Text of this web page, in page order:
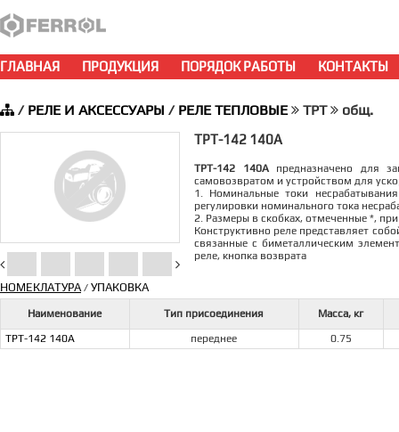
ГЛАВНАЯ ПРОДУКЦИЯ ПОРЯДОК РАБОТЫ КОНТАКТЫ
/ РЕЛЕ И АКСЕССУАРЫ / РЕЛЕ ТЕПЛОВЫЕ ТРТ общ.
ТРТ-142 140А
ТРТ-142 140Апредназначено для
самовозвратом и устройством для
1. Номинальные токи
регулировки номинального тока
2. Размеры в скобках, отмеченные *,
Конструктивно реле представляет
связанные с биметаллическим
реле, кнопка возврата
НОМЕКЛАТУРА/ УПАКОВКА
Наименование Тип присоединения
Масса, кг
ТРТ-142 140А
переднее 0.75